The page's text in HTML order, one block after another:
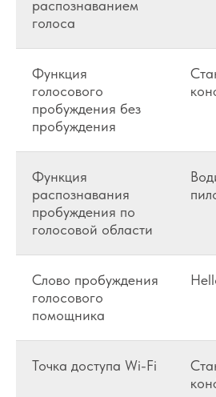
распознаванием
голоса
Функция
голосового
пробуждения без
пробуждения
Функция
распознавания
пробуждения по
голосовой области
Слово пробуждения
голосового
помощника
Точка доступа Wi-Fi